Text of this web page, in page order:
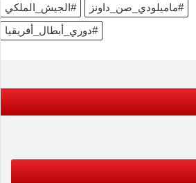
#الجيش_الملكي
#ماميلودي_صن_داونز
#دوري_أبطال_أفريقيا